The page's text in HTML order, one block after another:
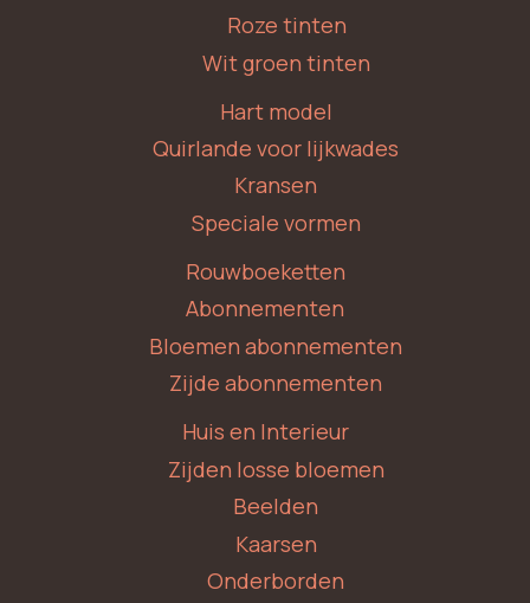
Roze tinten
Wit groen tinten
Hart model
Quirlande voor lijkwades
Kransen
Speciale vormen
Rouwboeketten
Abonnementen
Bloemen abonnementen
Zijde abonnementen
Huis en Interieur
Zijden losse bloemen
Beelden
Kaarsen
Onderborden